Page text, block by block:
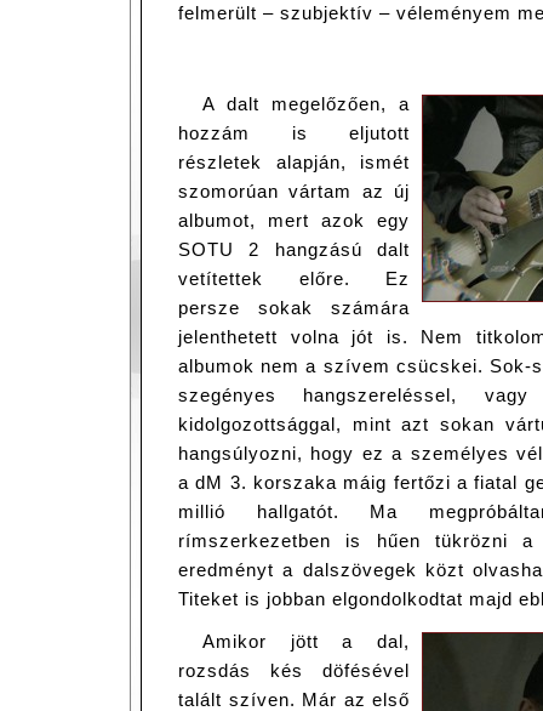
felmerült – szubjektív – véleményem
A dalt megelőzően, a
hozzám is eljutott
részletek alapján, ismét
szomorúan vártam az új
albumot, mert azok egy
SOTU 2 hangzású dalt
vetítettek előre. Ez
persze sokak számára
jelenthetett volna jót is. Nem
albumok nem a szívem csücskei. Sok-
szegényes hangszereléssel,
kidolgozottsággal, mint azt sokan
hangsúlyozni, hogy ez a személyes
a dM 3. korszaka máig fertőzi a fiatal
millió hallgatót. Ma
rímszerkezetben is hűen tükrözni
eredményt a dalszövegek közt
Titeket is jobban elgondolkodtat majd
Amikor jött a dal,
rozsdás kés döfésével
talált szíven. Már az első